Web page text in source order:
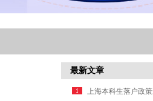
最新文章
上海本科生落户政